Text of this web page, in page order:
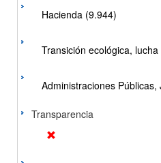
Hacienda (9.944)
Transición ecológica,
Administraciones
Transparencia